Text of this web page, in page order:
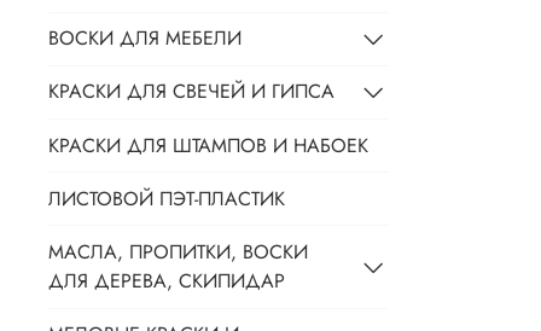
ВОСКИ ДЛЯ МЕБЕЛИ
КРАСКИ ДЛЯ СВЕЧЕЙ И ГИПСА
КРАСКИ ДЛЯ ШТАМПОВ И НАБОЕК
ЛИСТОВОЙ ПЭТ-ПЛАСТИК
МАСЛА, ПРОПИТКИ, ВОСКИ
ДЛЯ ДЕРЕВА, СКИПИДАР